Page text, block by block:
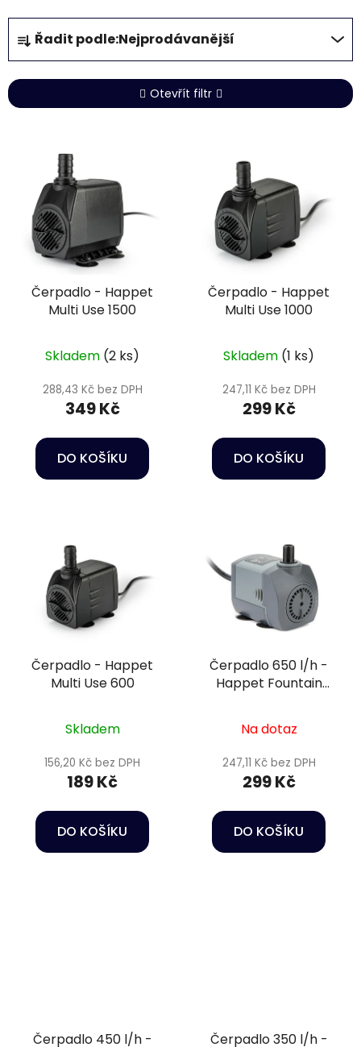
Ř
a
z
e
n
Řadit podle:Nejprodávanější
Otevřít filtr
Čerpadlo - Happet
Multi Use 1500
Skladem (2 ks)
288,43 Kč bez DPH
349 Kč
DO KOŠÍKU
Čerpadlo - Happet
Multi Use 1000
Skladem (1 ks)
247,11 Kč bez DPH
299 Kč
DO KOŠÍKU
Čerpadlo - Happet
Multi Use 600
Skladem
156,20 Kč bez DPH
189 Kč
DO KOŠÍKU
Čerpadlo 650 l/h -
Happet Fountain
Na dotaz
247,11 Kč bez DPH
299 Kč
DO KOŠÍKU
Čerpadlo 450 l/h - Čerpadlo 350 l/h -